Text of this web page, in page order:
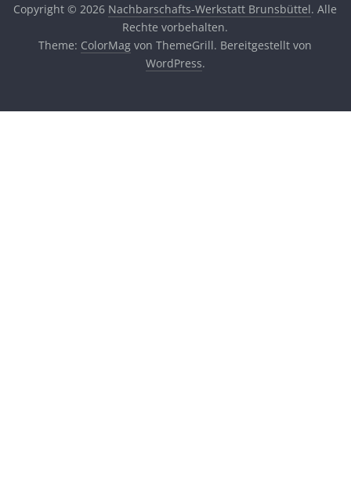
Copyright © 2026 Nachbarschafts-Werkstatt Brunsbüttel. Alle
Rechte vorbehalten.
Theme: ColorMag von ThemeGrill. Bereitgestellt von
WordPress.